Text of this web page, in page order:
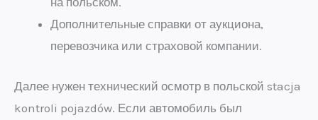
Дополнительные справки от аукциона,
перевозчика или страховой компании.
Далее нужен технический осмотр в польской stacja
kontroli pojazdów. Если автомобиль был